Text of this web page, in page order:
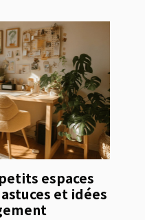
espaces
et idées